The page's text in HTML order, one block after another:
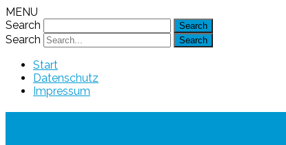
MENU
Search
Search
Start
Datenschutz
Impressum